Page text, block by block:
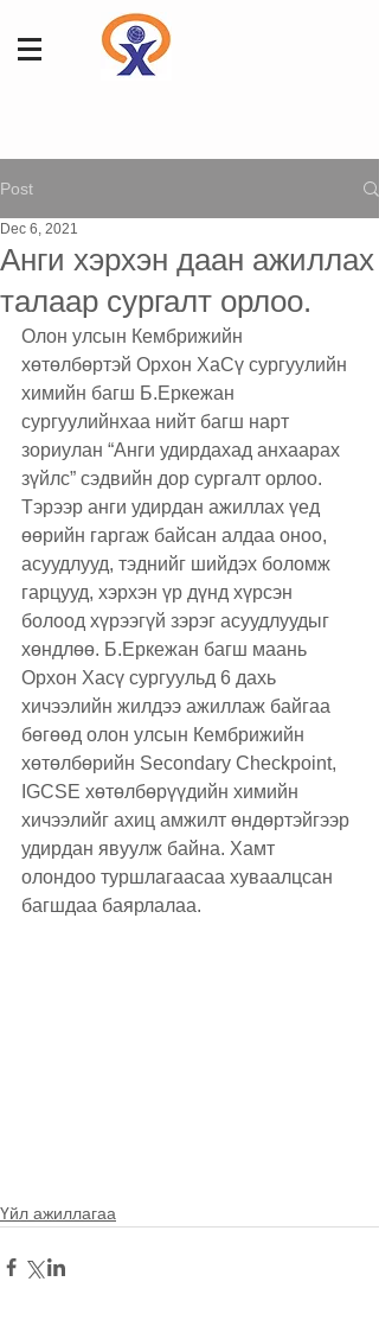
Post
Анги хэрхэн даан ажиллах
талаар сургалт орлоо.
Dec 6, 2021
Олон улсын Кембрижийн
хөтөлбөртэй Орхон ХаСү сургуулийн
химийн багш Б.Еркежан
сургуулийнхаа нийт багш нарт
зориулан “Анги удирдахад анхаарах
зүйлс” сэдвийн дор сургалт орлоо.
Тэрээр анги удирдан ажиллах үед
өөрийн гаргаж байсан алдаа оноо,
асуудлууд, тэднийг шийдэх боломж
гарцууд, хэрхэн үр дүнд хүрсэн
болоод хүрээгүй зэрэг асуудлуудыг
хөндлөө. Б.Еркежан багш маань
Орхон Хасү сургуульд 6 дахь
хичээлийн жилдээ ажиллаж байгаа
бөгөөд олон улсын Кембрижийн
хөтөлбөрийн Secondary Checkpoint,
IGCSE хөтөлбөрүүдийн химийн
хичээлийг ахиц амжилт өндөртэйгээр
удирдан явуулж байна. Хамт
олондоо туршлагаасаа хуваалцсан
багшдаа баярлалаа.
Үйл ажиллагаа